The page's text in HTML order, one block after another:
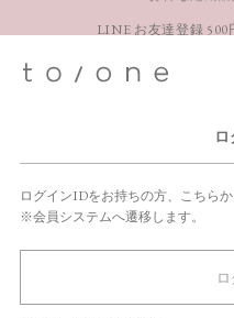
LINE お友達登録 500
【重要】お盆期間中のお問
LINE お友達登録
ログインIDをお持ちの方、こちら
※会員システムへ遷移します。